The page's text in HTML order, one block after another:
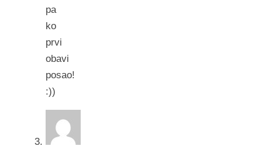
pa
ko
prvi
obavi
posao!
:))